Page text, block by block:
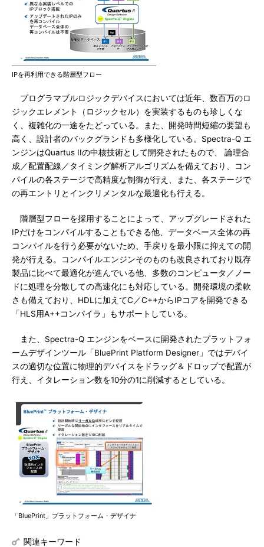
IPを再利用できる階層型フロー
プログラマブルロジックデバイスにおいては近年、数百万のロ
ジックエレメント（ロジックセル）を実装するものも珍しくな
く、複雑化の一途をたどっている。また、開発時間短縮の要望も
高く、設計者のバックグランドも多様化している。Spectra-Q エ
ンジンはQuartus IIの中核技術として開発されたもので、 論理合
成／配置配線／タイミング解析アルゴリズムを備えており、コン
パイルの各ステージで高精度な制御が行え、また、各ステージで
の再エントリとインクリメンタルな最適化も行える。
階層型フローを採用することによって、アップグレードされた
IPだけをコンパイルすることもできる他、データベース全体の再
コンパイルを行う必要がないため、手戻りを最小限に抑えての開
発が行える。コンパイルエンジンそのものも改良されており既存
製品に比べて最適化が進んでいる他、多数のコンピュータ／ノー
ドに処理を分散しての高速化にも対応している。開発環境の柔軟
さも備えており、HDLに加えてC／C++からIPコアを開発できる
「HLS用A++コンパイラ」もサポートしている。
また、Spectra-Q エンジンをベースに開発されたプラットフォ
ームデザインツール「BluePrint Platform Designer」ではデバイ
スの適切な位置に物理的デバイスをドラッグ＆ドロップで配置が
行え、イタレーション数を10分の1に削減するとしている。
「BluePrint」プラットフォーム・デザイナ
関連キーワード